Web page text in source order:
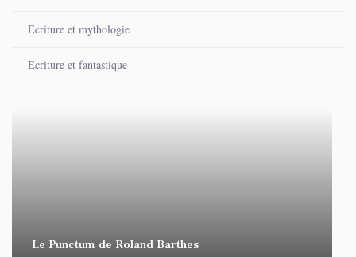
Ecriture et mythologie
Ecriture et fantastique
Le Punctum de Roland Barthes